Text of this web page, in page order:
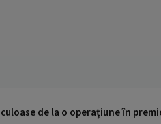
de la o operațiune în